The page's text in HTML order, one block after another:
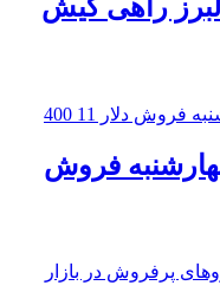
راهی کیش
فروش